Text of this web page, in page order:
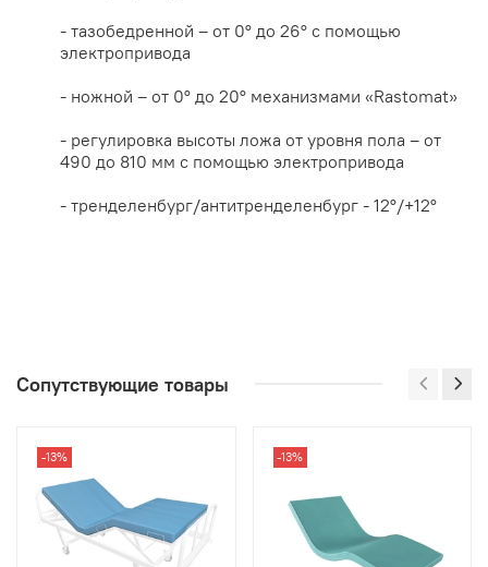
- тазобедренной – от 0° до 26° с помощью
электропривода
- ножной – от 0° до 20° механизмами «Rastomat»
- регулировка высоты ложа от уровня пола – от
490 до 810 мм с помощью электропривода
- тренделенбург/антитренделенбург - 12°/+12°
Сопутствующие товары
-13% -13%